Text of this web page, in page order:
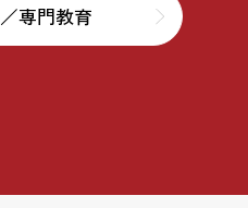
専門教育